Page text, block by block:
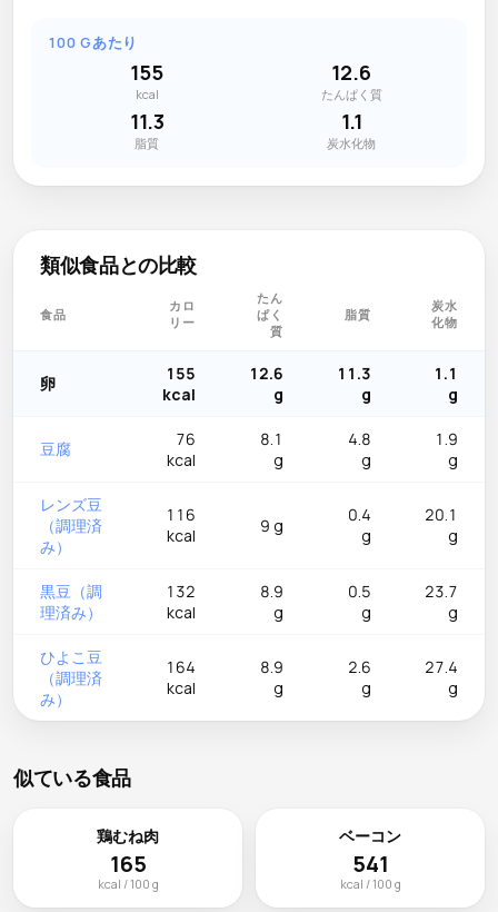
100 Gあたり
155
kcal
12.6
たんぱく質
11.3
脂質
1.1
炭水化物
類似食品との比較
食品
カロ
リー
たん
ぱく
質
脂質
炭水
化物
卵
155
kcal
12.6
g
11.3
g
1.1
g
豆腐
76
kcal
8.1
g
4.8
g
1.9
g
レンズ豆
（調理済
み）
116
kcal
9 g
0.4
g
20.1
g
黒豆（調
理済み）
132
kcal
8.9
g
0.5
g
23.7
g
ひよこ豆
（調理済
み）
164
kcal
8.9
g
2.6
g
27.4
g
似ている食品
鶏むね肉
165
kcal / 100 g
ベーコン
541
kcal / 100 g